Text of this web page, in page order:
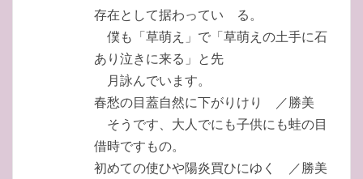
存在として据わってい る。
僕も「草萌え」で「草萌えの土手に石
あり泣きに来る」と先
月詠んでいます。
春愁の目蓋自然に下がりけり ／勝美
そうです、大人でにも子供にも蛙の目
借時ですもの。
初めての使ひや陽炎買ひにゆく ／勝美